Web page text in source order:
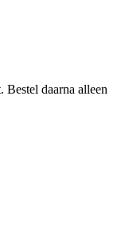
Bestel daarna alleen